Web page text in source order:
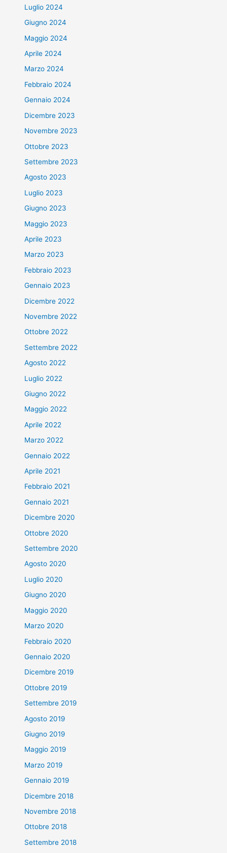
Luglio 2024
Giugno 2024
Maggio 2024
Aprile 2024
Marzo 2024
Febbraio 2024
Gennaio 2024
Dicembre 2023
Novembre 2023
Ottobre 2023
Settembre 2023
Agosto 2023
Luglio 2023
Giugno 2023
Maggio 2023
Aprile 2023
Marzo 2023
Febbraio 2023
Gennaio 2023
Dicembre 2022
Novembre 2022
Ottobre 2022
Settembre 2022
Agosto 2022
Luglio 2022
Giugno 2022
Maggio 2022
Aprile 2022
Marzo 2022
Gennaio 2022
Aprile 2021
Febbraio 2021
Gennaio 2021
Dicembre 2020
Ottobre 2020
Settembre 2020
Agosto 2020
Luglio 2020
Giugno 2020
Maggio 2020
Marzo 2020
Febbraio 2020
Gennaio 2020
Dicembre 2019
Ottobre 2019
Settembre 2019
Agosto 2019
Giugno 2019
Maggio 2019
Marzo 2019
Gennaio 2019
Dicembre 2018
Novembre 2018
Ottobre 2018
Settembre 2018